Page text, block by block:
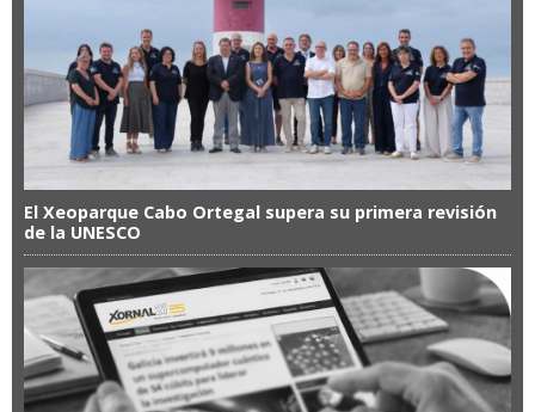
El Xeoparque Cabo Ortegal supera su primera revisión
de la UNESCO